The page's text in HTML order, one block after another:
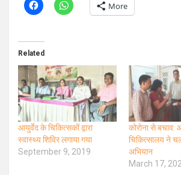
More
Related
आयुर्वेद के चिकित्सकों द्वारा
स्वास्थ्य शिविर लगाया गया
September 9, 2019
कोरोना से बचाव:
चिकित्सालय ने
अभियान
March 17,